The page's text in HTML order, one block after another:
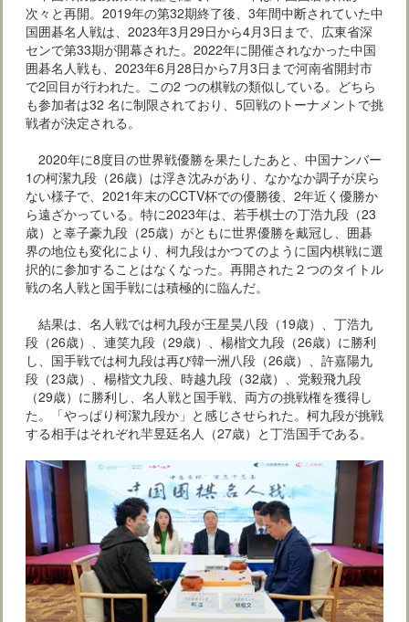
次々と再開。2019年の第32期終了後、3年間中断されていた中
国囲碁名人戦は、2023年3月29日から4月3日まで、広東省深
センで第33期が開幕された。2022年に開催されなかった中国
囲碁名人戦も、2023年6月28日から7月3日まで河南省開封市
で2回目が行われた。この2 つの棋戦の類似している。どちら
も参加者は32 名に制限されており、5回戦のトーナメントで挑
戦者が決定される。
2020年に8度目の世界戦優勝を果たしたあと、中国ナンバー
1の柯潔九段（26歳）は浮き沈みがあり、なかなか調子が戻ら
ない様子で、2021年末のCCTV杯での優勝後、2年近く優勝か
ら遠ざかっている。特に2023年は、若手棋士の丁浩九段（23
歳）と辜子豪九段（25歳）がともに世界優勝を戴冠し、囲碁
界の地位も変化により、柯九段はかつてのように国内棋戦に選
択的に参加することはなくなった。再開された２つのタイトル
戦の名人戦と国手戦には積極的に臨んだ。
結果は、名人戦では柯九段が王星昊八段（19歳）、丁浩九
段（26歳）、連笑九段（29歳）、楊楷文九段（26歳）に勝利
し、国手戦では柯九段は再び韓一洲八段（26歳）、許嘉陽九
段（23歳）、楊楷文九段、時越九段（32歳）、党毅飛九段
（29歳）に勝利し、名人戦と国手戦、両方の挑戦権を獲得し
た。「やっぱり柯潔九段か」と感じさせられた。柯九段が挑戦
する相手はそれぞれ羋昱廷名人（27歳）と丁浩国手である。